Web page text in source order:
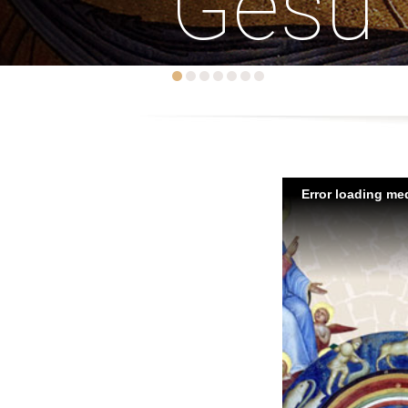
Error loading